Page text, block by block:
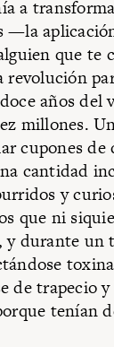
a
—la
que te
revolución
años
millones.
cupones de
cantidad
y
que ni
y durante un
de trapecio
tenían